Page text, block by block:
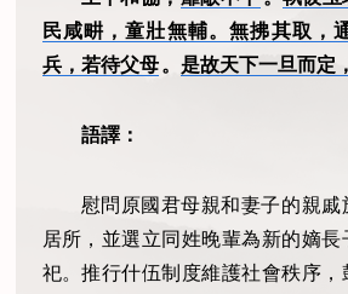
民咸畊，童壯無輔。無拂其取，
兵，若待父母 。 是故天下一旦而定
語譯：
慰問原國君母親和妻子的親戚
居所，並選立同姓晚輩為新的嫡
祀。推行什伍制度維護社會秩序，